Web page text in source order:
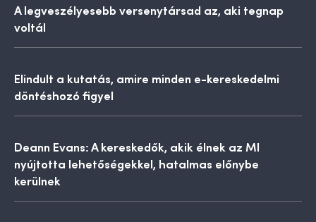
A legveszélyesebb versenytársad az, aki tegnap
voltál
Elindult a kutatás, amire minden e-kereskedelmi
döntéshozó figyel
Deann Evans: A kereskedők, akik élnek az MI
nyújtotta lehetőségekkel, hatalmas előnybe
kerülnek